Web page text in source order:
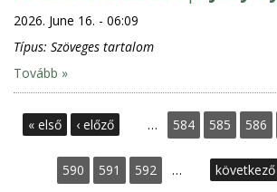
2026. June 16. - 06:09
Típus: Szöveges tartalom
Tovább »
P « első ‹ előző … 584 585 586
590 591 592 … következő